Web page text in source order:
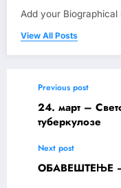
Add your Biographical
View All Posts
Previous post
24. март –
туберкулозе
Next post
ОБАВЕШТЕЊЕ